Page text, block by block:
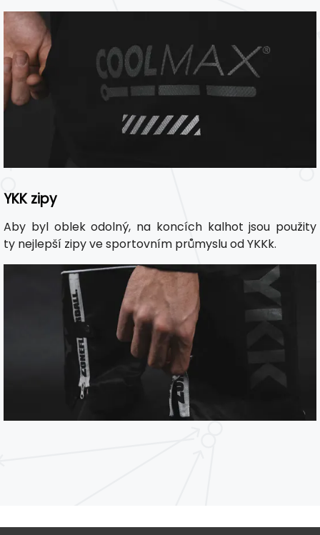
YKK zipy
Aby byl oblek odolný, na koncích kalhot jsou použity
ty nejlepší zipy ve sportovním průmyslu od YKKk.